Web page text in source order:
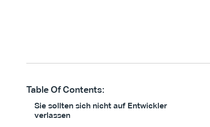
Table Of Contents:
Sie sollten sich nicht auf Entwickler
verlassen